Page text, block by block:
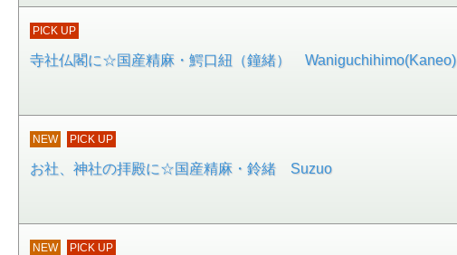
PICK UP
寺社仏閣に☆国産精麻・鰐口紐（鐘緒） Waniguchihimo(Kaneo)
NEW PICK UP
お社、神社の拝殿に☆国産精麻・鈴緒 Suzuo
NEW PICK UP